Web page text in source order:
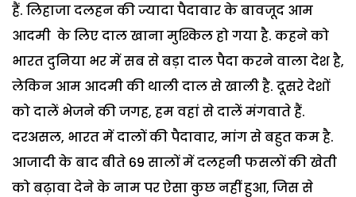
हैं. लिहाजा दलहन की ज्यादा पैदावार के बावजूद आम
आदमी के लिए दाल खाना मुश्किल हो गया है. कहने को
भारत दुनिया भर में सब से बड़ा दाल पैदा करने वाला देश है,
लेकिन आम आदमी की थाली दाल से खाली है. दूसरे देशों
को दालें भेजने की जगह, हम वहां से दालें मंगवाते हैं.
दरअसल, भारत में दालों की पैदावार, मांग से बहुत कम है.
आजादी के बाद बीते 69 सालों में दलहनी फसलों की खेती
को बढ़ावा देने के नाम पर ऐसा कुछ नहीं हुआ, जिस से